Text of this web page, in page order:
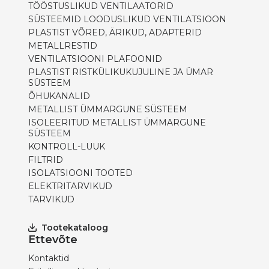
TÖÖSTUSLIKUD VENTILAATORID
SÜSTEEMID LOODUSLIKUD VENTILATSIOON
PLASTIST VÕRED, ÄRIKUD, ADAPTERID
METALLRESTID
VENTILATSIOONI PLAFOONID
PLASTIST RISTKÜLIKUKUJULINE JA ÜMAR
SÜSTEEM
ÕHUKANALID
METALLIST ÜMMARGUNE SÜSTEEM
ISOLEERITUD METALLIST ÜMMARGUNE
SÜSTEEM
KONTROLL-LUUK
FILTRID
ISOLATSIOONI TOOTED
ELEKTRITARVIKUD
TARVIKUD
Tootekataloog
Ettevõte
Kontaktid